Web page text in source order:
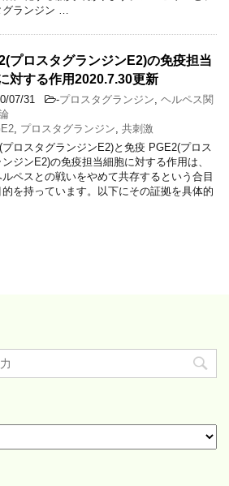
グランジン …
プロスタグランジンE2)の免疫担当
対する作用2020.7.30更新
07/31 -プロスタグランジン ヘルペス関
プロスタグランジン 共刺激
プロスタグランジンE2)と免疫 PGE2(プロス
ジンE2)の免疫担当細胞に対する作用は、
ペスとの戦いをやめて共存するという合目
的を持っています。以下にその証拠を具体的